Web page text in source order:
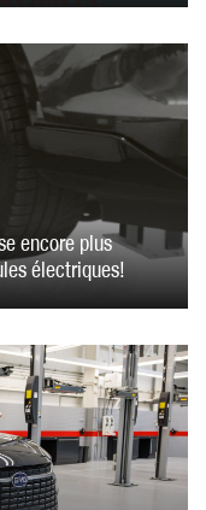
encore plus
électriques!